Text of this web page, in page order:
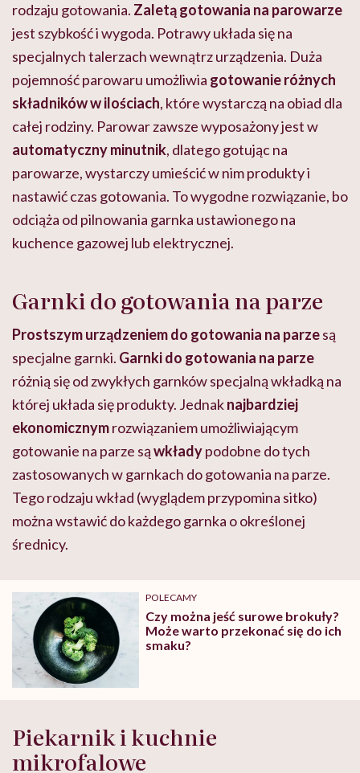
rodzaju gotowania. Zaletą gotowania na parowarze
jest szybkość i wygoda. Potrawy układa się na
specjalnych talerzach wewnątrz urządzenia. Duża
pojemność parowaru umożliwia gotowanie różnych
składników w ilościach, które wystarczą na obiad dla
całej rodziny. Parowar zawsze wyposażony jest w
automatyczny minutnik, dlatego gotując na
parowarze, wystarczy umieścić w nim produkty i
nastawić czas gotowania. To wygodne rozwiązanie, bo
odciąża od pilnowania garnka ustawionego na
kuchence gazowej lub elektrycznej.
Garnki do gotowania na parze
Prostszym urządzeniem do gotowania na parzesą
specjalne garnki. Garnkido gotowania na parze
różnią się od zwykłych garnków specjalną wkładką na
której układa się produkty. Jednaknajbardziej
ekonomicznymrozwiązaniem umożliwiającym
gotowanie na parze sąwkładypodobne do tych
zastosowanych w garnkach do gotowania na parze.
Tego rodzaju wkład (wyglądem przypomina sitko)
można wstawić do każdego garnka o określonej
średnicy.
POLECAMY
Czy można jeść surowe brokuły?
Może warto przekonać się do ich
smaku?
Piekarnik i kuchnie
mikrofalowe